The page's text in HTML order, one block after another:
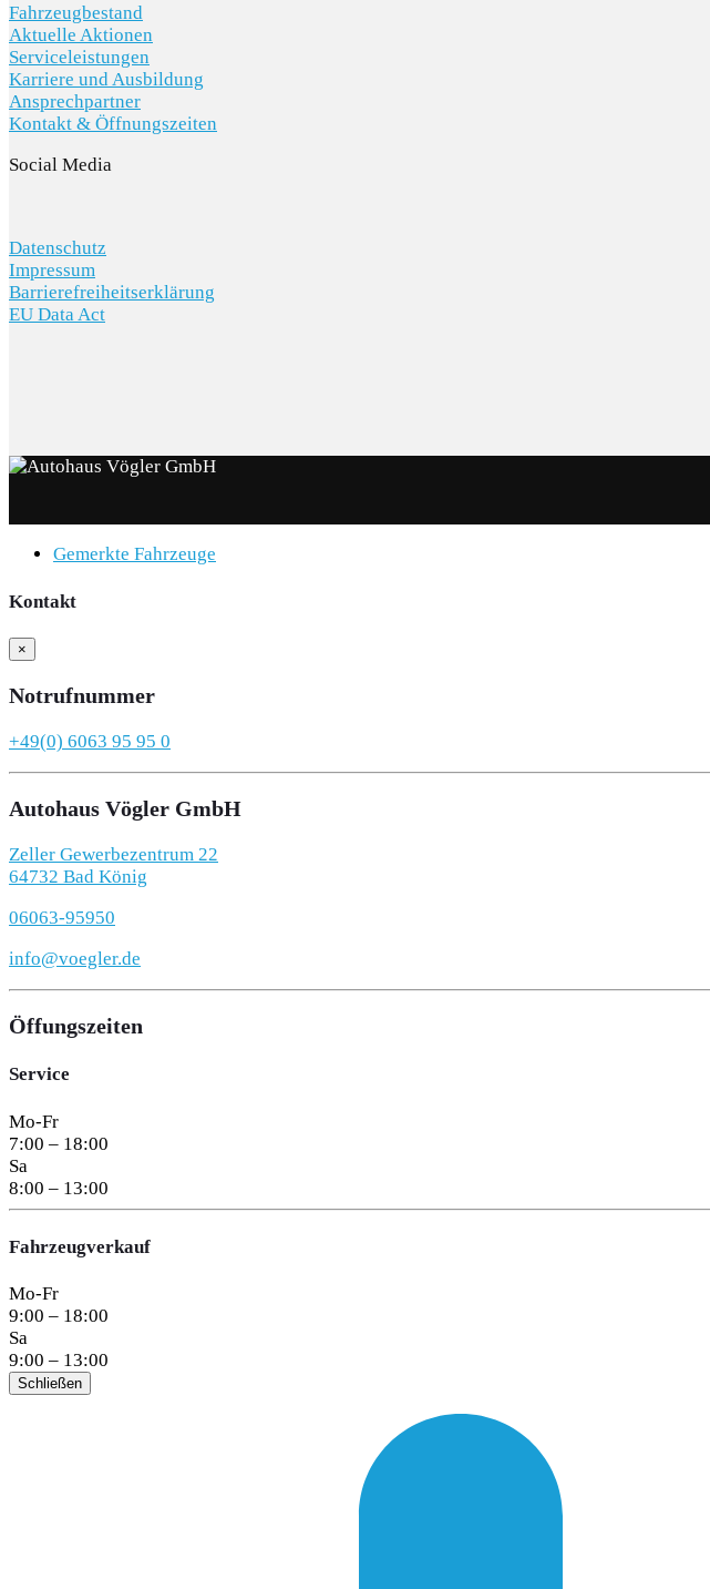
Fahrzeugbestand
Aktuelle Aktionen
Serviceleistungen
Karriere und Ausbildung
Ansprechpartner
Kontakt & Öffnungszeiten
Social Media
Datenschutz
Impressum
Barrierefreiheitserklärung
EU Data Act
Gemerkte Fahrzeuge
Kontakt
×
Notrufnummer
+49(0) 6063 95 95 0
Autohaus Vögler GmbH
Zeller Gewerbezentrum 22
64732 Bad König
06063-95950
info@voegler.de
Öffungszeiten
Service
Mo-Fr
7:00 – 18:00
Sa
8:00 – 13:00
Fahrzeugverkauf
Mo-Fr
9:00 – 18:00
Sa
9:00 – 13:00
Schließen